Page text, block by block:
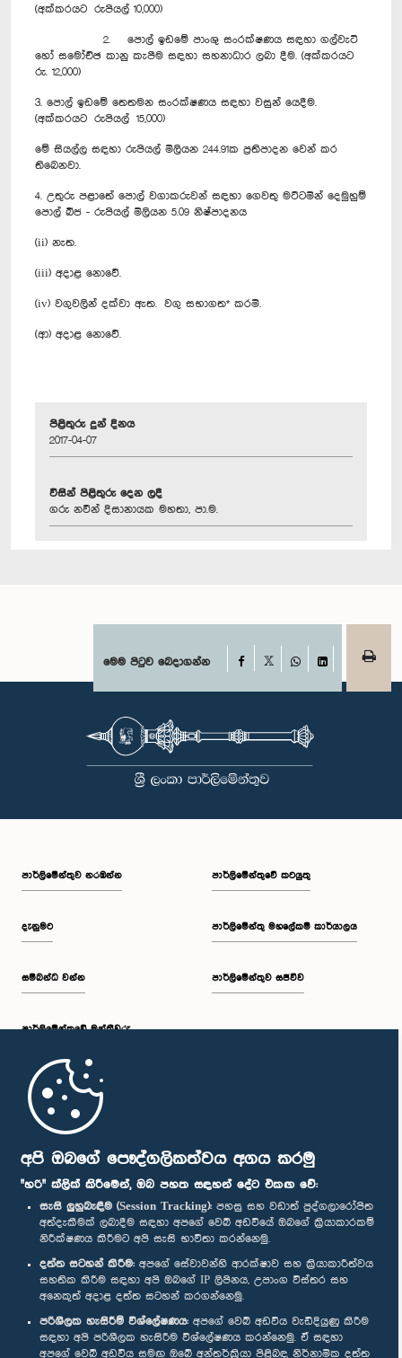
අපි ඔබගේ පෞද්ගලිකත්වය අගය කරමු
"හරි" ක්ලික් කිරීමෙන්, ඔබ පහත සඳහන් දේට එකඟ වේ:
සැසි ලුහුබැඳීම (Session Tracking): පහසු සහ වඩාත් පුද්ගලාරෝපිත
අත්දැකීමක් ලබාදීම සඳහා අපගේ වෙබ් අඩවියේ ඔබගේ ක්‍රියාකාරකම්
නිරීක්ෂණය කිරීමට අපි සැසි භාවිතා කරන්නෙමු.
දත්ත සටහන් කිරීම: අපගේ සේවාවන්හි ආරක්ෂාව සහ ක්‍රියාකාරීත්වය
සහතික කිරීම සඳහා අපි ඔබගේ IP ලිපිනය, උපාංග විස්තර සහ
අනෙකුත් අදාළ දත්ත සටහන් කරගන්නෙමු.
පරිශීලක හැසිරීම් විශ්ලේෂණය: අපගේ වෙබ් අඩවිය වැඩිදියුණු කිරීම
සඳහා අපි පරිශීලක හැසිරීම විශ්ලේෂණය කරන්නෙමු. ඒ සඳහා
අපගේ වෙබ් අඩවිය සමඟ ඔබේ අන්තර්ක්‍රියා පිළිබඳ නිර්නාමික දත්ත
(අක්කරයට රුපියල් 10,000)
2. පොල් ඉඩමේ පාංශු සංරක්ෂණය සඳහා ගල්වැටි
හෝ සමෝච්ඡ කානු කැපීම සඳහා සහනාධාර ලබා දීම. (අක්කරයට
රු. 12,000)
3. පොල් ඉඩමේ තෙතමන සංරක්ෂණය සඳහා වසුන් යෙදීම.
(අක්කරයට රුපියල් 15,000)
මේ සියල්ල සඳහා රුපියල් මිලියන 244.91ක ප්‍රතිපාදන වෙන් කර
තිබෙනවා.
4. උතුරු පළාතේ පොල් වගාකරුවන් සඳහා ගෙවතු මට්ටමින් දෙමුහුම්
පොල් බීජ - රුපියල් මිලියන 5.09 නිෂ්පාදනය
(ii) නැත.
(iii) අදාළ නොවේ.
(iv) වගුවලින් දක්වා ඇත. වගු සභාගත* කරමි.
(ආ) අදාළ නොවේ.
පිළිතුරු දුන් දිනය
2017-04-07
විසින් පිළිතුරු දෙන ලදී
ගරු නවීන් දිසානායක මහතා, පා.ම.
මෙම පිටුව බෙදාගන්න Facebook
WhatsAppLinkedIn
පාර්ලි‌මේන්තුව නරඹන්න
දැනුමට
සම්බන්ධ වන්න
පාර්ලි‌මේන්තුවේ මන්ත්‍රීවරු
මුල් පිටුව
පාර්ලිමේන්තුවේ කටයුතු
පාර්ලිමේන්තු මහලේකම් කාර්යාලය
පාර්ලිමේන්තුව සජීවීව
පාර්ලිමේන්තු ජංගම යෙදුම
අප හා සම්බන්ධ වී සිටින්න :
සම්මාන